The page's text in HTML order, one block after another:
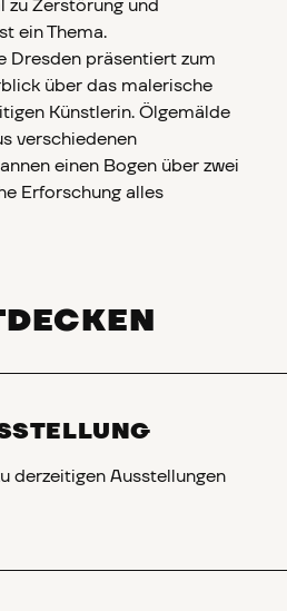
zu Zerstörung und
ein Thema.
Dresden präsentiert zum
über das malerische
Künstlerin. Ölgemälde
verschiedenen
einen Bogen über zwei
Erforschung alles
derzeitigen Ausstellungen